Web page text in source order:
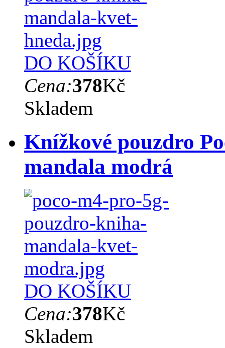
DO KOŠÍKU
Cena:378Kč
Skladem
Knížkové pouzdro
mandala modrá
DO KOŠÍKU
Cena:378Kč
Skladem